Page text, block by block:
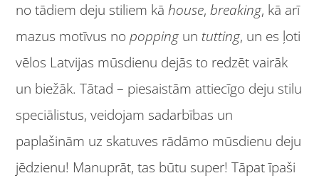
no tādiem deju stiliem kāhouse,breaking, kā arī
mazus motīvus nopoppingun tutting, un es ļoti
vēlos Latvijas mūsdienu dejās to redzēt vairāk
un biežāk. Tātad – piesaistām attiecīgo deju stilu
speciālistus, veidojam sadarbības un
paplašinām uz skatuves rādāmo mūsdienu deju
jēdzienu! Manuprāt, tas būtu super! Tāpat īpaši